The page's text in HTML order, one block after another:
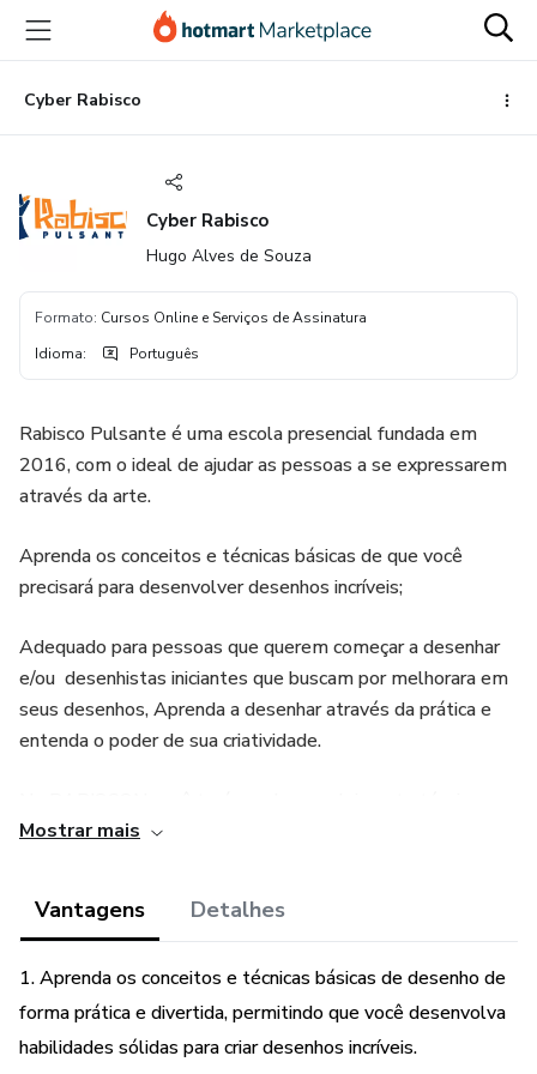
para
conteúdo
principal
para
pagamento
para
rodapé
Cyber Rabisco
Cyber Rabisco
Hugo Alves de Souza
Formato: Cursos Online e Serviços de Assinatura
Idioma: Português
Rabisco Pulsante é uma escola presencial fundada em
2016, com o ideal de ajudar as pessoas a se expressarem
através da arte.
Aprenda os conceitos e técnicas básicas de que você
precisará para desenvolver desenhos incríveis;
Adequado para pessoas que querem começar a desenhar
e/ou desenhistas iniciantes que buscam por melhorara em
seus desenhos, Aprenda a desenhar através da prática e
entenda o poder de sua criatividade.
através dos seguintes itens:
os olhos veem.
Senso de proporção, espaço, volume, planos, significado de
Mostrar mais
Vantagens Detalhes
1. Aprenda os conceitos e técnicas básicas de desenho de
forma prática e divertida, permitindo que você desenvolva
habilidades sólidas para criar desenhos incríveis.